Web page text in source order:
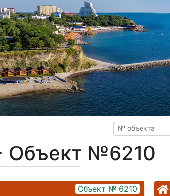
Объект №6210
Объект № 6210